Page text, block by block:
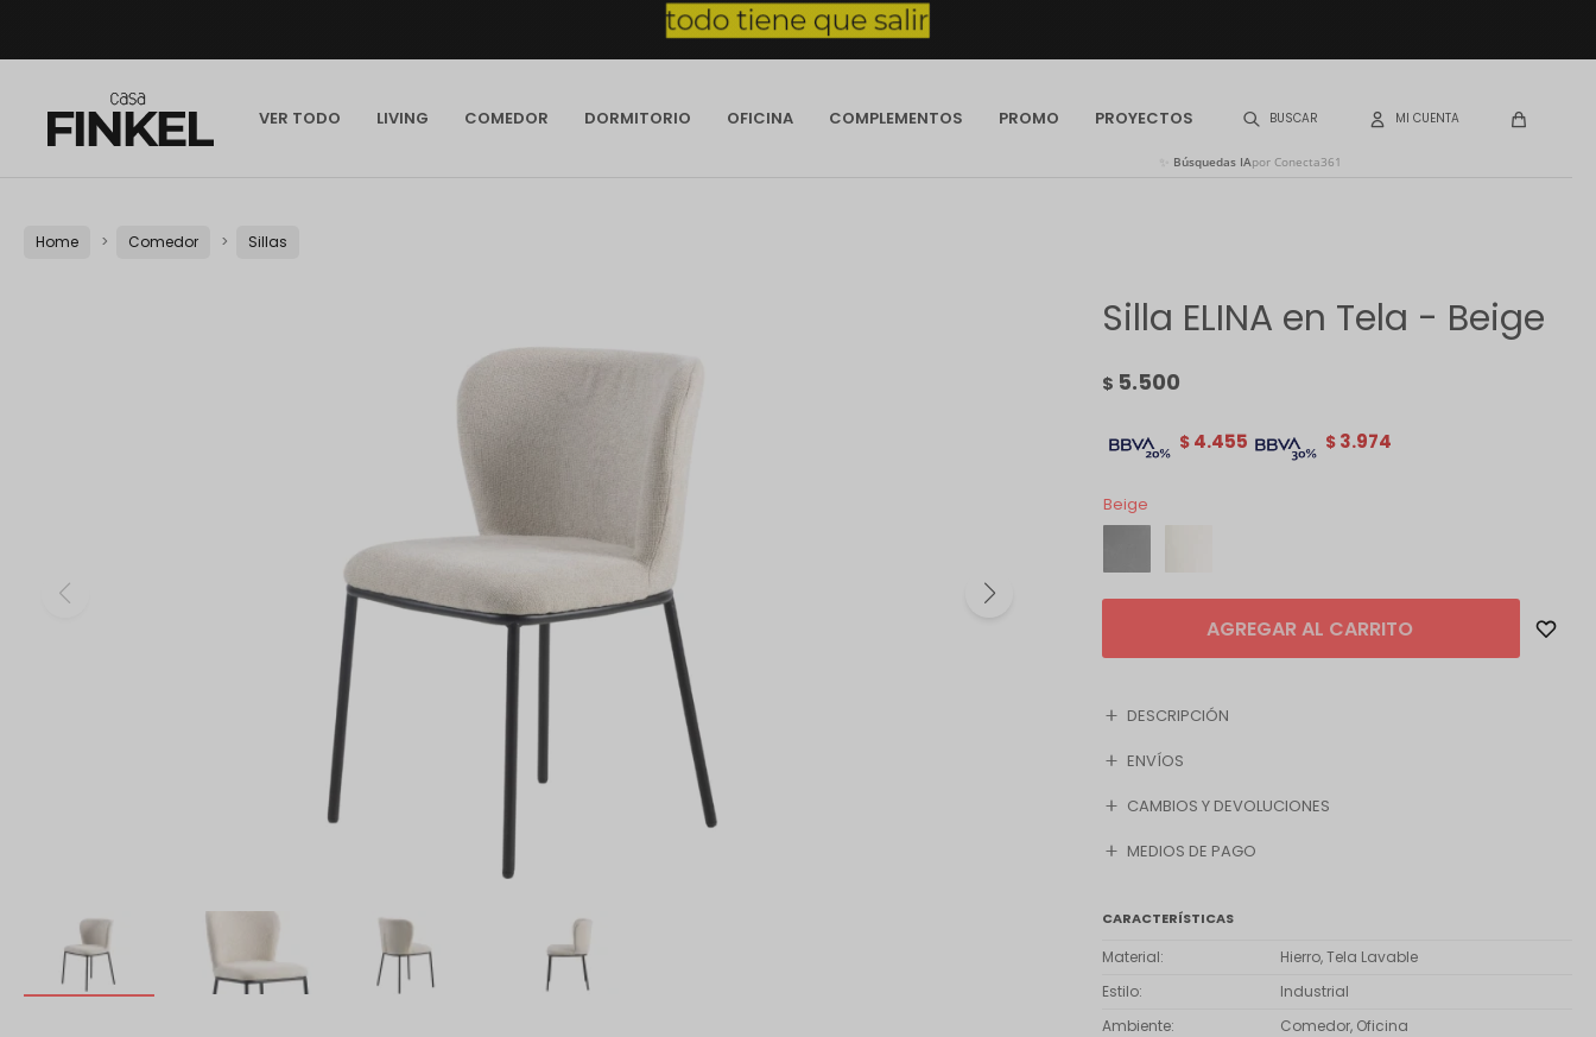
VER TODO LIVING COMEDOR DORMITORIO OFICINA COMPLEMENTOS PROMO PROYECTOS
Búsquedas IApor Conecta361
Home Comedor Sillas
Silla ELINA en Tela - Beige
$ 5.500
$ 3.974
$ 4.455
Beige
AGREGAR AL CARRITO
DESCRIPCIÓN
ENVÍOS
CAMBIOS Y DEVOLUCIONES
MEDIOS DE PAGO
CARACTERÍSTICAS
Material
Hierro, Tela Lavable
Estilo
Industrial
Ambiente
Comedor, Oficina